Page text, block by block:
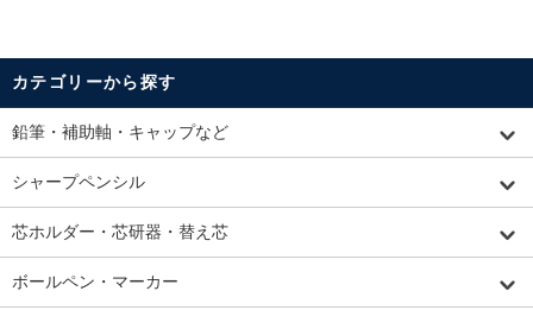
カテゴリーから探す
鉛筆・補助軸・キャップなど
シャープペンシル
芯ホルダー・芯研器・替え芯
ボールペン・マーカー